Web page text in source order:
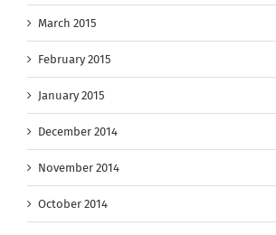
March 2015
February 2015
January 2015
December 2014
November 2014
October 2014